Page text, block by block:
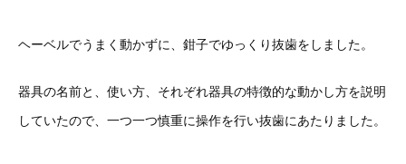
ヘーベルでうまく動かずに、鉗子でゆっくり抜歯をしました。
器具の名前と、使い方、それぞれ器具の特徴的な動かし方を説明
していたので、一つ一つ慎重に操作を行い抜歯にあたりました。